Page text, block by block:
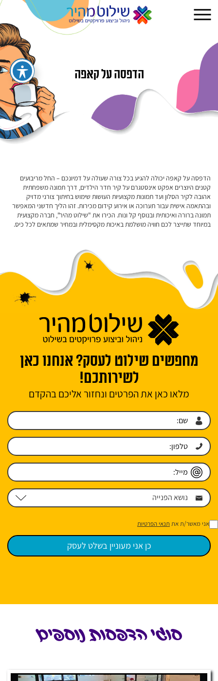
הדפסה על קאפה
הדפסה על קאפה יכולה להגיע בכל צורה שעולה על דמיונכם – החל מריבועים
קטנים היוצרים אפקט אינסטגרם על קיר חדר הילדים, דרך תמונה משפחתית
אהובה לקיר הסלון ועד תמונות מקצועיות העושות שימוש בחיתוך צורני מדויק
ובהתאמה אישית עבור תערוכה או אירוע קידום מכירות. זהו הליך חדשני המאפשר
תמונה ברורה ואיכותית ובנוסף קל ונוח. הכירו את "שילוט מהיר", חברה מקצועית
במיוחד שתייצר לכם חוויה מושלמת באיכות מקסימלית ובמחיר שמתאים לכל כיס.
מחפשים שילוט לעסק? אנחנו כאן
לשירותכם!
מלאו כאן את הפרטים ונחזור אליכם בהקדם
אני מאשר/ת את תנאי הפרטיות
סוגי הדפסות נוספים